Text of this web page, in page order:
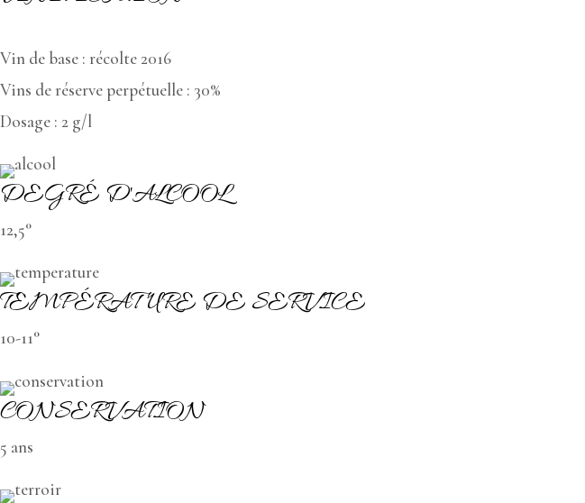
LENOBLE
16
Vin de base : récolte 2016
Vins de réserve perpétuelle : 30%
Dosage : 2 g/l
DEGRÉ D'ALCOOL
12,5°
TEMPÉRATURE DE SERVICE
10-11°
CONSERVATION
5 ans